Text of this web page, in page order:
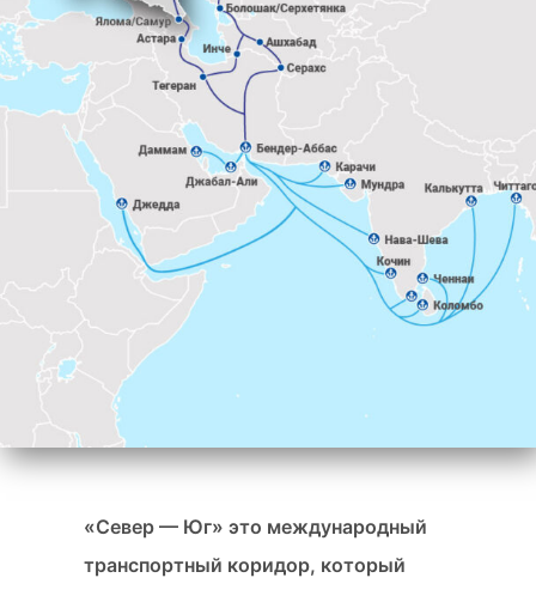
«Север — Юг» это международный
транспортный коридор, который